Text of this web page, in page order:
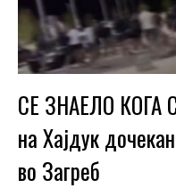
СЕ ЗНАЕЛО КОГА
на Хајдук
во Загреб